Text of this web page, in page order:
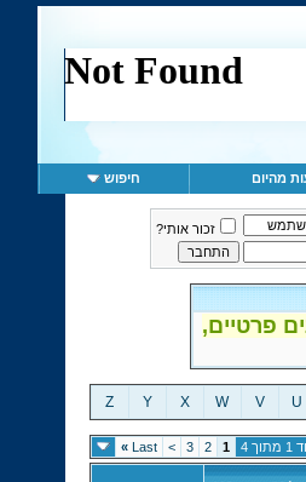
מהיום חיפוש
זכור אותי?
פרטיים,
U
V
W
X
Y
Z
4
1
2
3
>
Last
»